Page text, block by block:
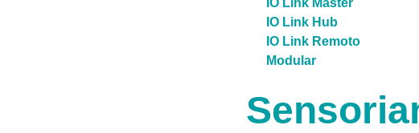
IO Link Master
IO Link Hub
IO Link Remoto
Modular